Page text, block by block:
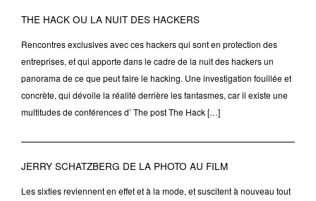
THE HACK OU LA NUIT DES HACKERS
Rencontres exclusives avec ces hackers qui sont en protection des
entreprises, et qui apporte dans le cadre de la nuit des hackers un
panorama de ce que peut faire le hacking. Une investigation fouillée et
concrète, qui dévoile la réalité derrière les fantasmes, car il existe une
multitudes de conférences d’ The post The Hack […]
JERRY SCHATZBERG DE LA PHOTO AU FILM
Les sixties reviennent en effet et à la mode, et suscitent à nouveau tout